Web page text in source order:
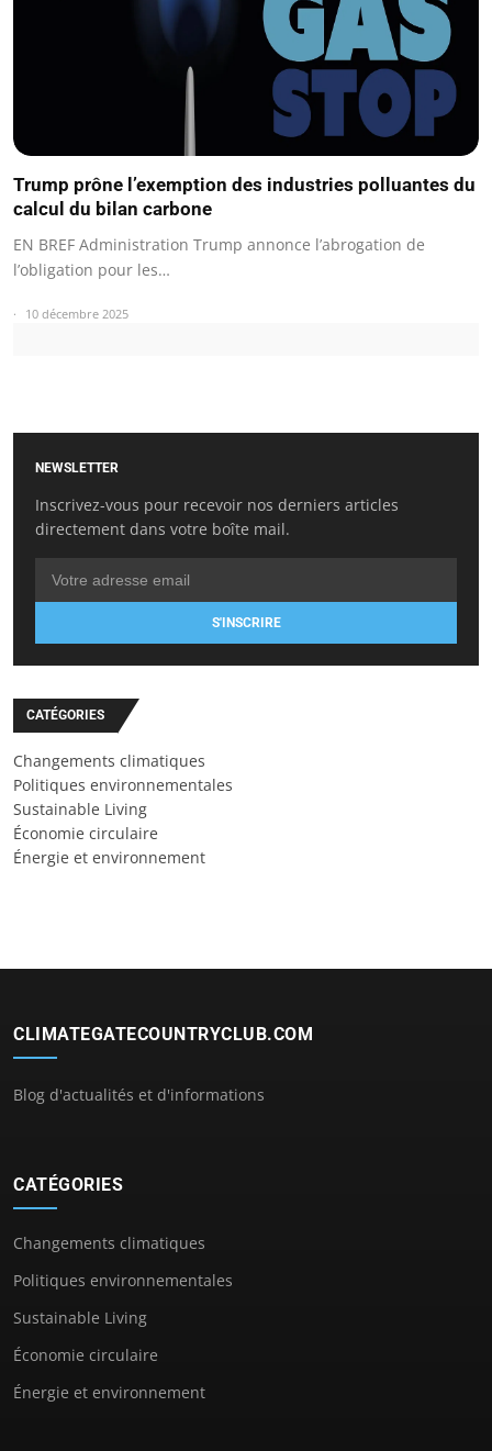
Trump prône l’exemption des industries polluantes du
calcul du bilan carbone
EN BREF Administration Trump annonce l’abrogation de
l’obligation pour les…
10 décembre 2025
NEWSLETTER
Inscrivez-vous pour recevoir nos derniers articles
directement dans votre boîte mail.
S'INSCRIRE
CATÉGORIES
Changements climatiques
Politiques environnementales
Sustainable Living
Économie circulaire
Énergie et environnement
CLIMATEGATECOUNTRYCLUB.COM
Blog d'actualités et d'informations
CATÉGORIES
Changements climatiques
Politiques environnementales
Sustainable Living
Économie circulaire
Énergie et environnement